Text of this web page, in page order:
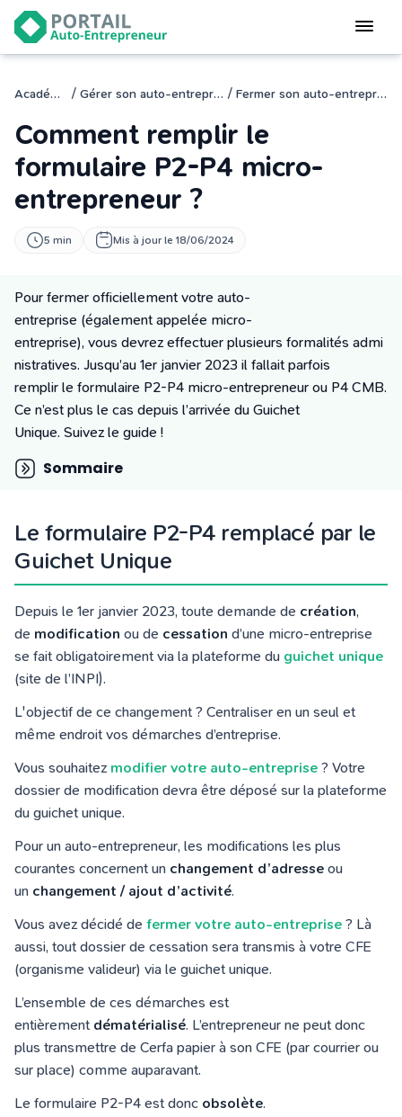
Devenir
auto-entrepreneur
logiciel de facturation
Modifier
mon auto-entreprise
Cesser
mon activité
Statut auto-entrepreneur
Programmes de Formation
L’académie
Tarifs
Blog
Académie / Gérer son auto-entreprise / Fermer son auto-entreprise
Comment remplir le
formulaire P2-P4 micro-
entrepreneur ?
5 min Mis à jour le 18/06/2024
Pour fermer officiellement votre auto-
entreprise (également appelée micro-
entreprise), vous devrez effectuer plusieurs formalités admi
nistratives. Jusqu’au 1er janvier 2023 il fallait parfois
remplir le formulaire P2-P4 micro-entrepreneur ou P4 CMB.
Ce n’est plus le cas depuis l’arrivée du Guichet
Unique. Suivez le guide !
Sommaire
Le formulaire P2-P4 remplacé par le
Guichet Unique
Depuis le 1er janvier 2023, toute demande de création,
de modification ou de cessation d’une micro-entreprise
se fait obligatoirement via la plateforme du guichet unique
(site de l’INPI).
L'objectif de ce changement ? Centraliser en un seul et
même endroit vos démarches d’entreprise.
Vous souhaitez modifier votre auto-entreprise ? Votre
dossier de modification devra être déposé sur la plateforme
du guichet unique.
Pour un auto-entrepreneur, les modifications les plus
courantes concernent un changement d’adresse ou
un changement / ajout d’activité.
Vous avez décidé de fermer votre auto-entreprise ? Là
aussi, tout dossier de cessation sera transmis à votre CFE
(organisme valideur) via le guichet unique.
L’ensemble de ces démarches est
entièrement dématérialisé. L’entrepreneur ne peut donc
plus transmettre de Cerfa papier à son CFE (par courrier ou
sur place) comme auparavant.
Le formulaire P2-P4 est donc obsolète.